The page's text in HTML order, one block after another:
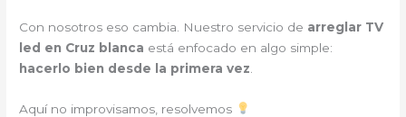
Con nosotros eso cambia. Nuestro servicio de arreglar TV
led en Cruz blanca está enfocado en algo simple:
hacerlo bien desde la primera vez
Aquí no improvisamos, resolvemos